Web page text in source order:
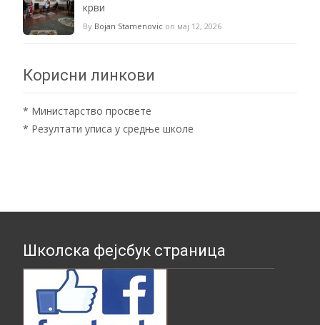
крви
By Bojan Stamenovic on мај 12, 2026
Корисни линкови
* Министарство просвете
* Резултати уписа у средње школе
Школска фејсбук страница